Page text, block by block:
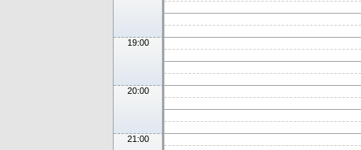
19:00
20:00
21:00